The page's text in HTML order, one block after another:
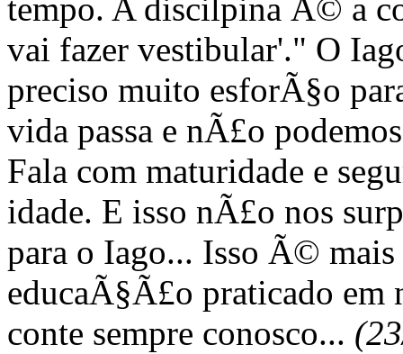
tempo. A discilpina Ã© a
vai fazer vestibular'." O
preciso muito esforÃ§o
vida passa e nÃ£o
Fala com maturidade e
idade. E isso nÃ£o nos
para o Iago... Isso Ã©
educaÃ§Ã£o praticado em
conte sempre conosco...